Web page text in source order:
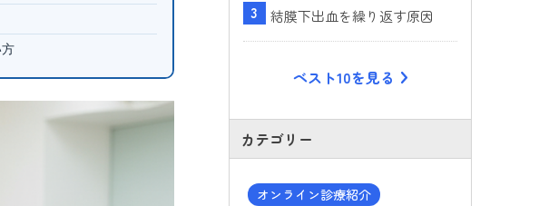
結膜下出血を繰り返す原因
ベスト10を見る
カテゴリー
オンライン診療紹介